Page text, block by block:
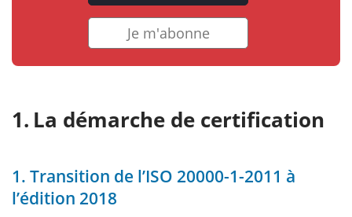
Je m'abonne
La démarche de certification
1. Transition de l’ISO 20000-1-2011 à
l’édition 2018